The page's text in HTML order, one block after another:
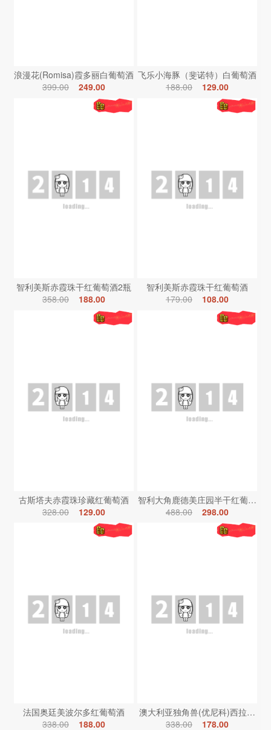
浪漫花(Romisa)霞多丽白葡萄酒
399.00
249.00
飞乐小海豚（斐诺特）白葡萄酒
188.00
129.00
智利美斯赤霞珠干红葡萄酒2瓶
358.00
188.00
智利美斯赤霞珠干红葡萄酒
179.00
108.00
古斯塔夫赤霞珠珍藏红葡萄酒
328.00
129.00
智利大角鹿德美庄园半干红葡萄酒
488.00
298.00
法国奥廷美波尔多红葡萄酒
338.00
188.00
澳大利亚独角兽(优尼科)西拉红葡
338.00
178.00